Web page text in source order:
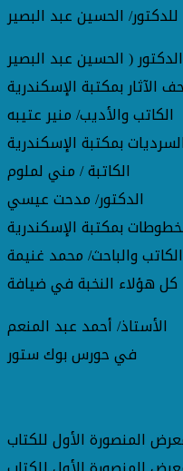
للدكتور/ الحسين عبد البصير
( الحسين عبد البصير
الآثار بمكتبة الإسكندرية
الكاتب والأديب/ منير عتيبه
بمكتبة الإسكندرية
الكاتبة / مني لملوم
الدكتور/ مدحت عيسي
بمكتبة الإسكندرية
الكاتب والباحث/ محمد غنيمة
كل هؤلاء النخبة في ضيافة
الأستاذ/ أحمد عبد المنعم
في حورس بوك ستور
المنصورة الأول للكتاب